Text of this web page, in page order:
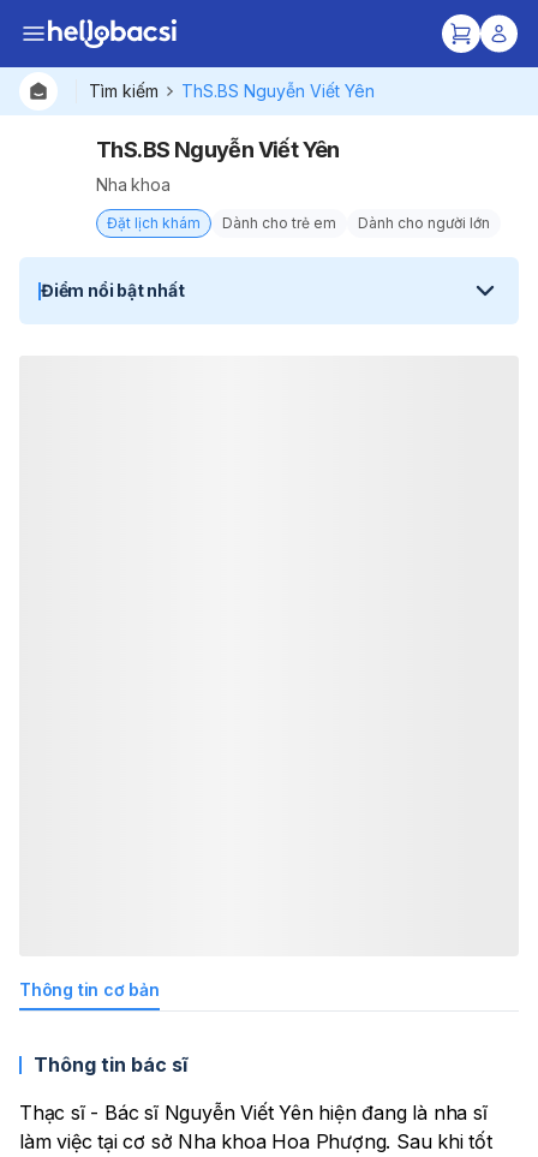
Tìm kiếm ThS.BS Nguyễn Viết Yên
ThS.BS Nguyễn Viết Yên
Nha khoa
Đặt lịch khám Dành cho trẻ em Dành cho người lớn
Điểm nổi bật nhất
Thông tin cơ bản
Thông tin bác sĩ
Thạc sĩ - Bác sĩ Nguyễn Viết Yên hiện đang là nha sĩ
làm việc tại cơ sở Nha khoa Hoa Phượng. Sau khi tốt